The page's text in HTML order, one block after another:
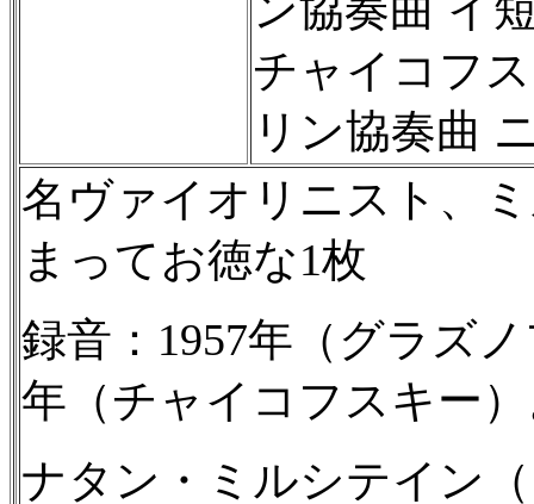
チャイコフ
リン協奏曲
名ヴァイオリニスト、
まってお徳な1枚
録音：1957年（グラズ
年（チャイコフスキー
ナタン・ミルシテイン